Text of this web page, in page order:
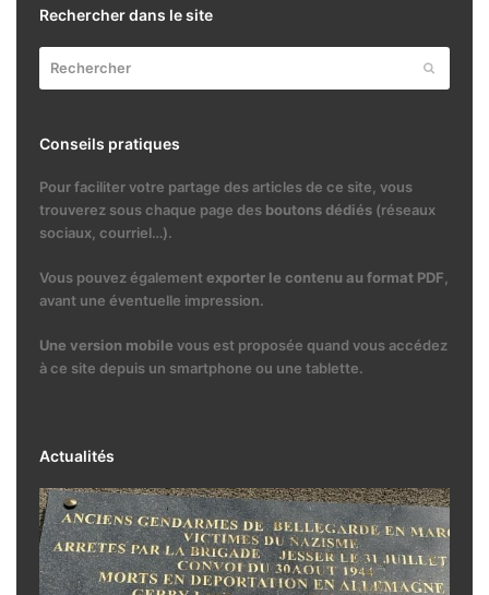
Rechercher dans le site
Conseils pratiques
Pour faciliter votre partage des articles de ce site, vous
trouverez sous chaque page des boutons dédiés(réseaux
sociaux, courriel…).
Vous pouvez égalementexporter le contenu au format PDF
avant une éventuelle impression.
Une version mobile vous est proposée quand vous accédez
à ce site depuis un smartphone ou une tablette.
Actualités